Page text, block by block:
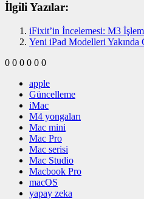
İlgili Yazılar:
iFixit’in İncelemesi: M3
Yeni iPad Modelleri Yakında
0 0 0 0 0 0
apple
Güncelleme
iMac
M4 yongaları
Mac mini
Mac Pro
Mac serisi
Mac Studio
Macbook Pro
macOS
yapay zeka